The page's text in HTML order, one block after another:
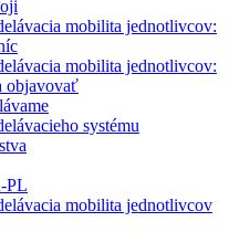
mobilita jednotlivcov:
mobilita jednotlivcov:
objavovať
systému
PL
mobilita jednotlivcov